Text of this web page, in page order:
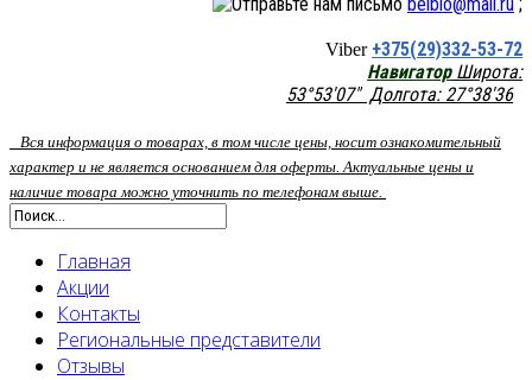
Viber +375(29)332-53-72
НавигаторШирота:
53°53'07" Долгота: 27°38'36
Вся информация о товарах, в том числе цены, носит ознакомительный
характер и не является основанием для оферты. Актуальные цены и
наличие товара можно уточнить по телефонам выше.
Главная
Акции
Контакты
Региональные представители
Отзывы